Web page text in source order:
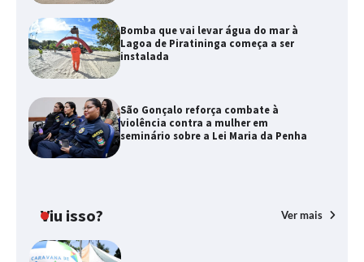
Bomba que vai levar água do mar à
Lagoa de Piratininga começa a ser
instalada
São Gonçalo reforça combate à
violência contra a mulher em
seminário sobre a Lei Maria da Penha
Viu isso? Ver mais